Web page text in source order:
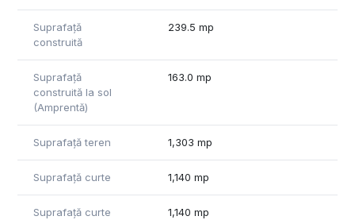
Suprafață
construită
239.5 mp
Suprafață
construită la sol
(Amprentă)
163.0 mp
Suprafață teren 1,303 mp
Suprafață curte 1,140 mp
Suprafață curte
1,140 mp